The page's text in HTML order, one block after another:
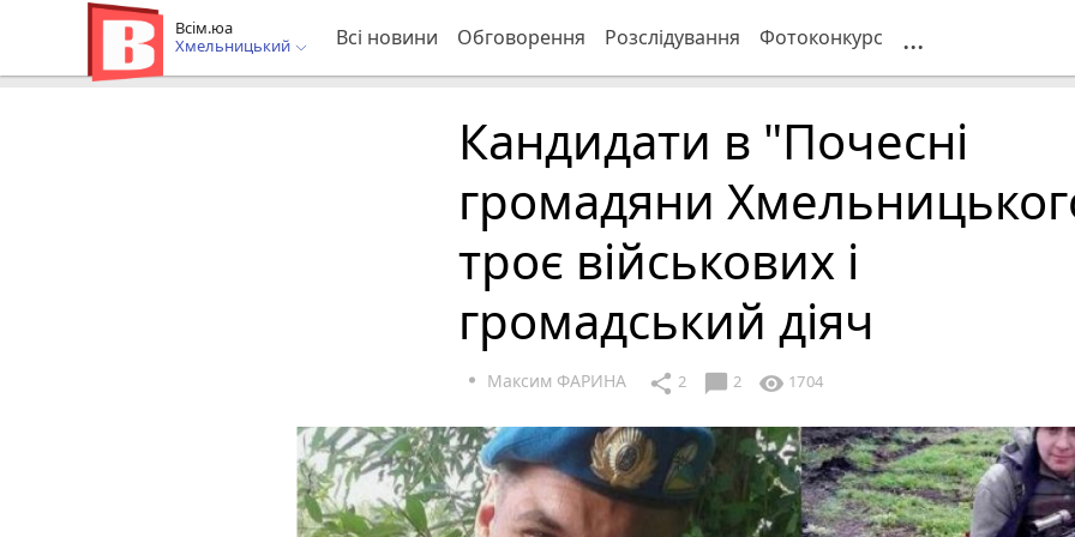
Всім.юа
Хмельницький
Всі новини Обговорення Розслідування Фотоконкурс ...
Кандидати в "Почесні
громадяни
троє військових і
громадський діяч
Максим ФАРИНА share 2 chat_bubble 2 visibility 1704